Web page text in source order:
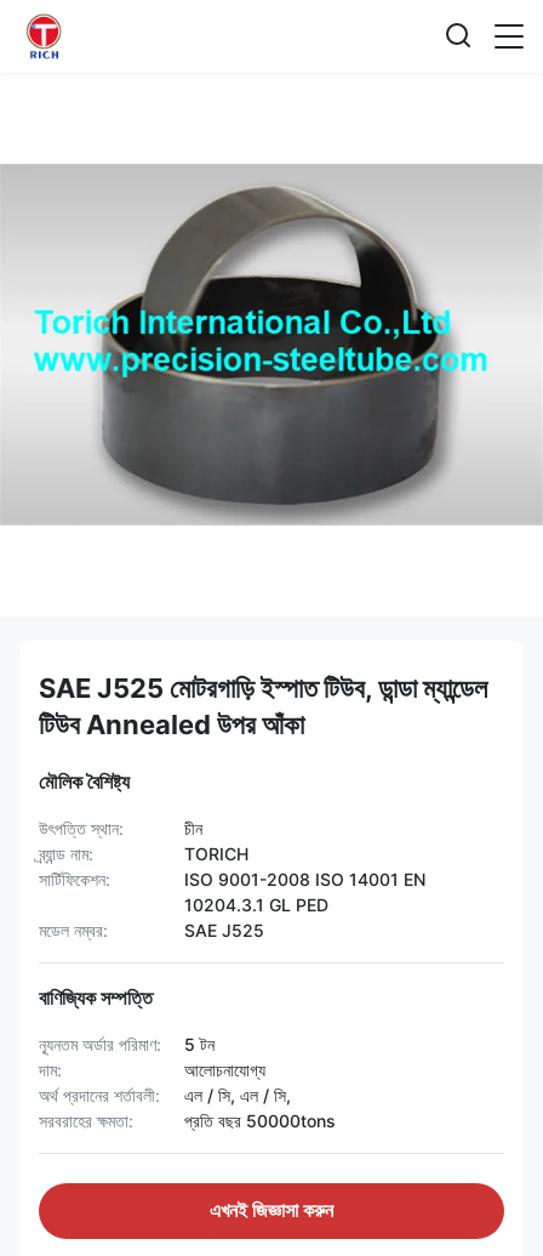
SAE J525 মোটরগাড়ি ইস্পাত টিউব, ডান্ডা ম্যান্ডেল
টিউব Annealed উপর আঁকা
মৌলিক বৈশিষ্ট্য
উৎপত্তি স্থান:
চীন
ব্র্যান্ড নাম:
TORICH
সার্টিফিকেশন:
ISO 9001-2008 ISO 14001 EN
10204.3.1 GL PED
মডেল নম্বর:
SAE J525
বাণিজ্যিক সম্পত্তি
ন্যূনতম অর্ডার পরিমাণ:
5 টন
দাম:
আলোচনাযোগ্য
অর্থ প্রদানের শর্তাবলী:
এল / সি, এল / সি,
সরবরাহের ক্ষমতা:
প্রতি বছর 50000tons
এখনই জিজ্ঞাসা করুন